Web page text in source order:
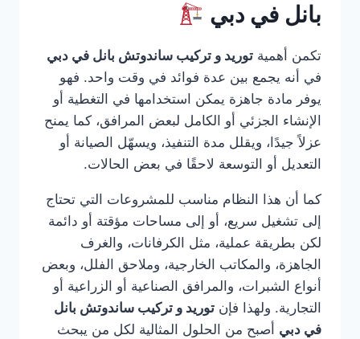
بانل في دبي
تكمن أهمية توريد و تركيب ساندوتش بانل في دبي
في أنه يجمع بين عدة فوائد في وقت واحد. فهو
يوفر مادة جاهزة يمكن استخدامها في التغطية أو
الإنشاء الجزئي أو الكامل لبعض المرافق، كما يمنح
عزلاً جيدًا، ويقلل مدة التنفيذ، ويسهّل الصيانة أو
التعديل أو التوسعة لاحقًا في بعض الحالات.
كما أن هذا النظام مناسب للمشروعات التي تحتاج
إلى تشغيل سريع، أو إلى مساحات مؤقتة أو دائمة
لكن بطريقة عملية، مثل الكرفانات، والغرف
الجاهزة، والمكاتب الخارجية، وملاحق الفلل، وبعض
أنواع الشبرات، والمرافق الصناعية أو الزراعية أو
التجارية. ولهذا فإن توريد و تركيب ساندوتش بانل
في دبي أصبح من الحلول المثالية لكل من يبحث